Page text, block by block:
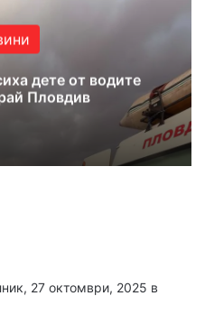
дете от водите
Пловдив
27 октомври, 2025 в